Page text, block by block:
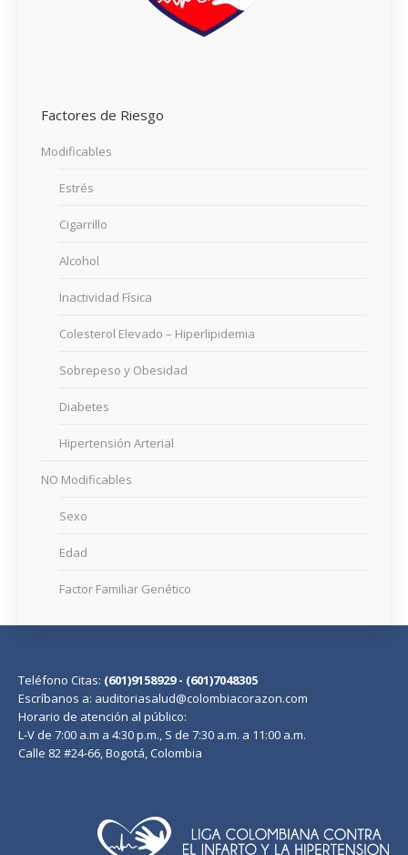
Factores de Riesgo
Modificables
Estrés
Cigarrillo
Alcohol
Inactividad Física
Colesterol Elevado – Hiperlipidemia
Sobrepeso y Obesidad
Diabetes
Hipertensión Arterial
NO Modificables
Sexo
Edad
Factor Familiar Genético
Teléfono Citas: (601)9158929 - (601)7048305
Escríbanos a: auditoriasalud@colombiacorazon.com
Horario de atención al público:
L-V de 7:00 a.m a 4:30 p.m., S de 7:30 a.m. a 11:00 a.m.
Calle 82 #24-66, Bogotá, Colombia